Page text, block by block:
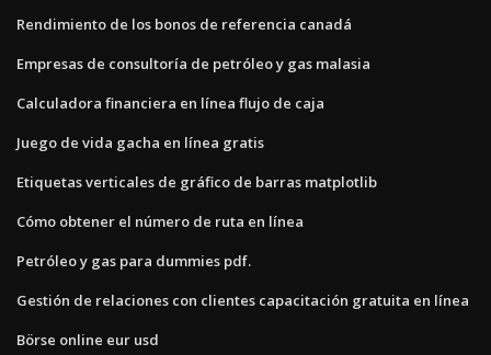
Rendimiento de los bonos de referencia canadá
Empresas de consultoría de petróleo y gas malasia
Calculadora financiera en línea flujo de caja
Juego de vida gacha en línea gratis
Etiquetas verticales de gráfico de barras matplotlib
Cómo obtener el número de ruta en línea
Petróleo y gas para dummies pdf.
Gestión de relaciones con clientes capacitación gratuita en línea
Börse online eur usd